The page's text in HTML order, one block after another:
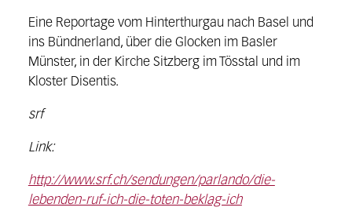
Eine Reportage vom Hinterthurgau nach Basel und
ins Bündnerland, über die Glocken im Basler
Münster, in der Kirche Sitzberg im Tösstal und im
Kloster Disentis.
srf
Link:
http://www.srf.ch/sendungen/parlando/die-
lebenden-ruf-ich-die-toten-beklag-ich